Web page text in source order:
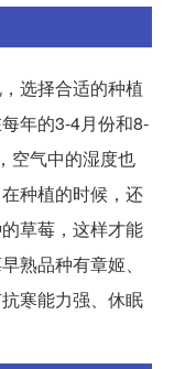
选择合适的种植
年的3-4月份和8-
空气中的湿度也
种植的时候，还
草莓，这样才能
熟品种有章姬、
寒能力强、休眠